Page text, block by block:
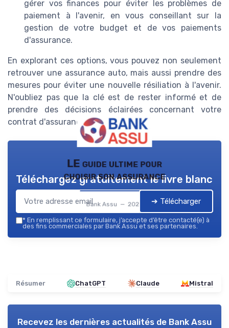
gérer vos finances pour éviter les problèmes de
paiement à l'avenir, en vous conseillant sur la
gestion de votre budget et de vos paiements
d'assurance.
En explorant ces options, vous pouvez non seulement
retrouver une assurance auto, mais aussi prendre des
mesures pour éviter une nouvelle résiliation à l'avenir.
N'oubliez pas que la clé est de rester informé et de
prendre des décisions éclairées concernant votre
contrat d'assurance.
LE guide ultime pour
choisir son assurance
Bank Assu — 2026
Téléchargez gratuitement le livre blanc
➔ Télécharger
* En remplissant ce formulaire, j’accepte d’être contacté(e) à
des fins commerciales par Bank Assu et ses partenaires.
Résumer ChatGPT Claude Mistral
Recevez les dernières actualités de Bank Assu